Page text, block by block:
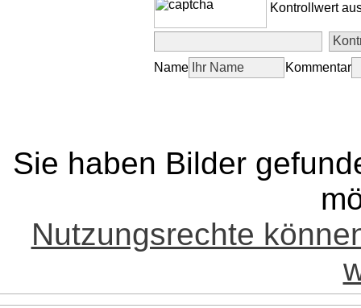
Kontrollwert
Name Kommentar
Sie haben Bilder
Nutzungsrechte